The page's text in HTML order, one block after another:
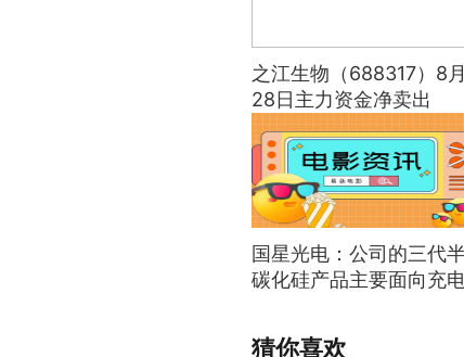
之江生物（688317）8月
28日主力资金净卖出
230.23万元
国星光电：公司的三代
碳化硅产品主要面向充
猜你喜欢